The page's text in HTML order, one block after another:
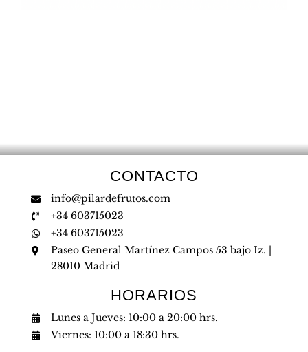
CONTACTO
info@pilardefrutos.com
+34 603715023
+34 603715023
Paseo General Martínez Campos 53 bajo Iz. |
28010 Madrid
HORARIOS
Lunes a Jueves: 10:00 a 20:00 hrs.
Viernes: 10:00 a 18:30 hrs.